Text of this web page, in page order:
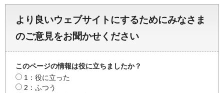
より良いウェブサイトにするためにみなさま
のご意見をお聞かせください
このページの情報は役に立ちましたか？
1：役に立った
2：ふつう